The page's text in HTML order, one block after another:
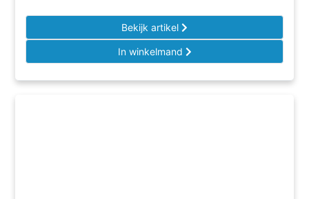
Bekijk artikel
In winkelmand